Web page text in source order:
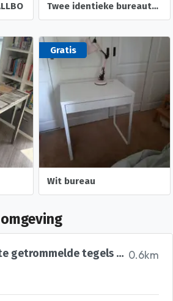
Twee identieke bureautafels hout/metaal
Gratis
Wit bureau
0.6km
Gebruikte getrommelde tegels voor in de tuin. 2verschillende maten en meerdere zachte kleuren zoals